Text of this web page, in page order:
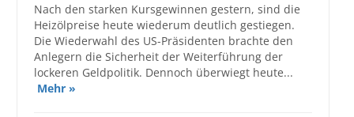
Nach den starken Kursgewinnen gestern, sind die
Heizölpreise heute wiederum deutlich gestiegen.
Die Wiederwahl des US-Präsidenten brachte den
Anlegern die Sicherheit der Weiterführung der
lockeren Geldpolitik. Dennoch überwiegt heute...
Mehr »